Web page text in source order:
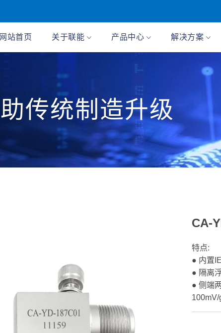
站首页 关于联能 产品中心 解决方案
传统制造升级
CA-
特点:
● 内置
● 隔离
● 侧端